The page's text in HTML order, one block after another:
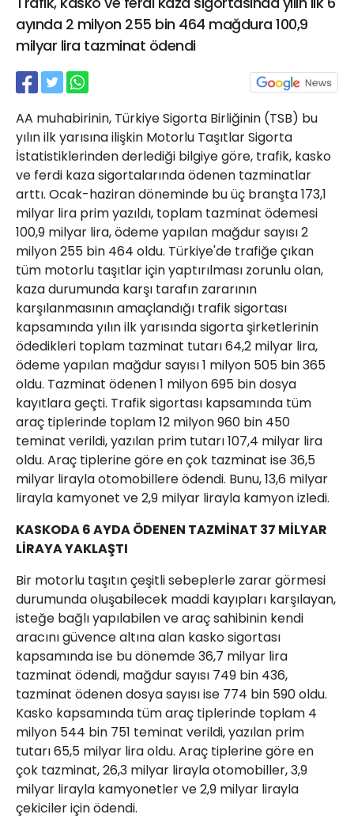
ayında 2 milyon 255 bin 464 mağdura 100,9
milyar lira tazminat ödendi
AA muhabirinin, Türkiye Sigorta Birliğinin (TSB) bu
yılın ilk yarısına ilişkin Motorlu Taşıtlar Sigorta
İstatistiklerinden derlediği bilgiye göre, trafik, kasko
ve ferdi kaza sigortalarında ödenen tazminatlar
arttı. Ocak-haziran döneminde bu üç branşta 173,1
milyar lira prim yazıldı, toplam tazminat ödemesi
100,9 milyar lira, ödeme yapılan mağdur sayısı 2
milyon 255 bin 464 oldu. Türkiye'de trafiğe çıkan
tüm motorlu taşıtlar için yaptırılması zorunlu olan,
kaza durumunda karşı tarafın zararının
karşılanmasının amaçlandığı trafik sigortası
kapsamında yılın ilk yarısında sigorta şirketlerinin
ödedikleri toplam tazminat tutarı 64,2 milyar lira,
ödeme yapılan mağdur sayısı 1 milyon 505 bin 365
oldu. Tazminat ödenen 1 milyon 695 bin dosya
kayıtlara geçti. Trafik sigortası kapsamında tüm
araç tiplerinde toplam 12 milyon 960 bin 450
teminat verildi, yazılan prim tutarı 107,4 milyar lira
oldu. Araç tiplerine göre en çok tazminat ise 36,5
milyar lirayla otomobillere ödendi. Bunu, 13,6 milyar
lirayla kamyonet ve 2,9 milyar lirayla kamyon izledi.
KASKODA 6 AYDA ÖDENEN TAZMİNAT 37 MİLYAR
LİRAYA YAKLAŞTI
Bir motorlu taşıtın çeşitli sebeplerle zarar görmesi
durumunda oluşabilecek maddi kayıpları karşılayan,
isteğe bağlı yapılabilen ve araç sahibinin kendi
aracını güvence altına alan kasko sigortası
kapsamında ise bu dönemde 36,7 milyar lira
tazminat ödendi, mağdur sayısı 749 bin 436,
tazminat ödenen dosya sayısı ise 774 bin 590 oldu.
Kasko kapsamında tüm araç tiplerinde toplam 4
milyon 544 bin 751 teminat verildi, yazılan prim
tutarı 65,5 milyar lira oldu. Araç tiplerine göre en
çok tazminat, 26,3 milyar lirayla otomobiller, 3,9
milyar lirayla kamyonetler ve 2,9 milyar lirayla
çekiciler için ödendi.
21 Gölcük
02624132333